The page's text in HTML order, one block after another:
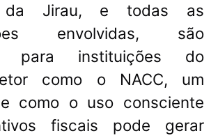
Jirau, e todas as
envolvidas, são
para instituições do
como o NACC, um
como o uso consciente
fiscais pode gerar